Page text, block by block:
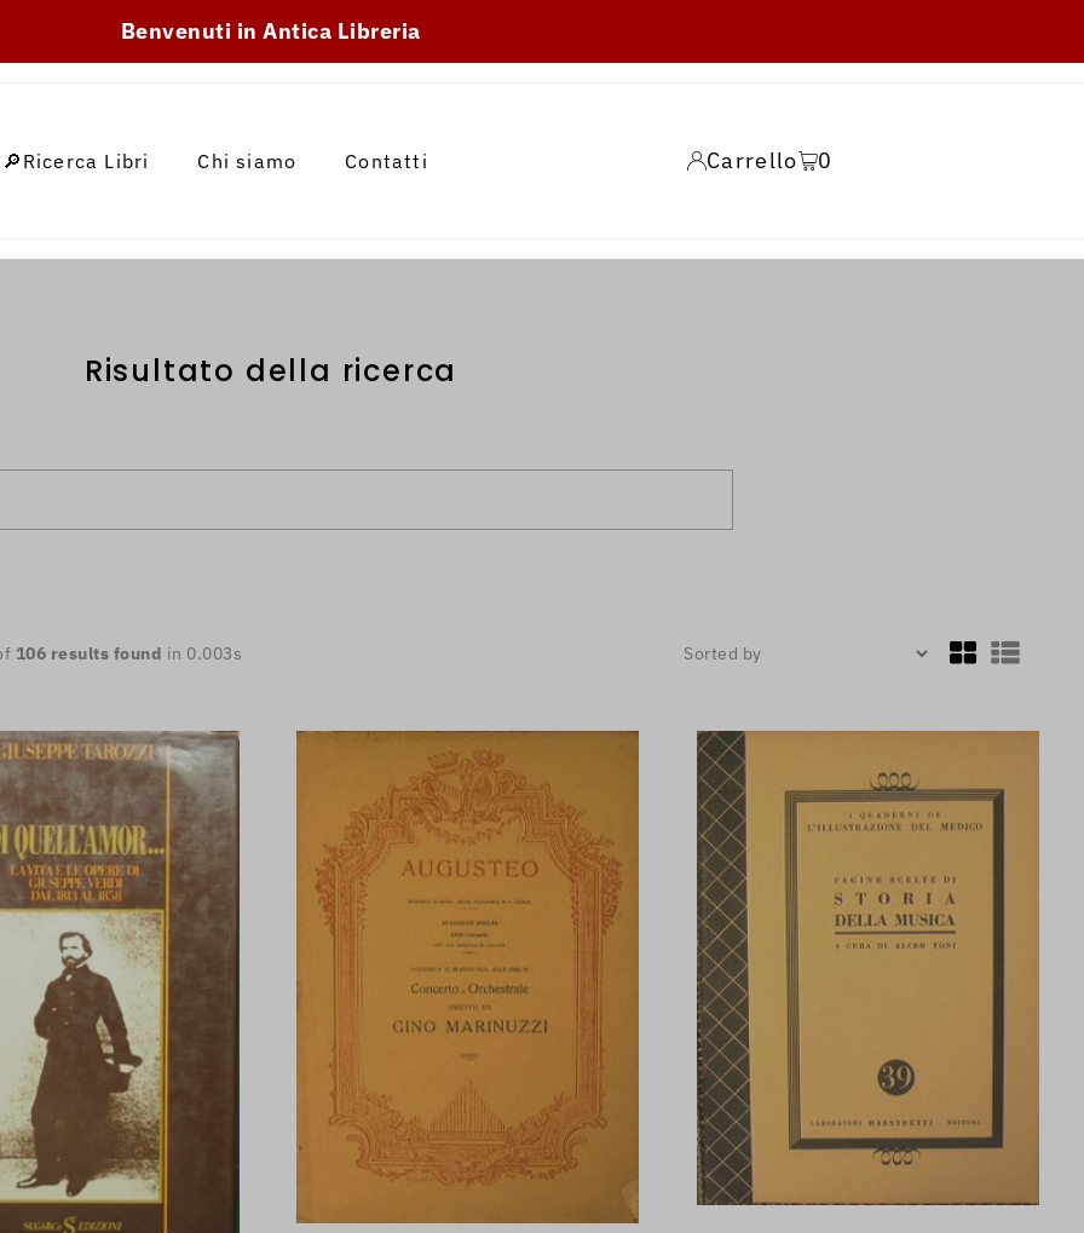
Benvenuti in Antica Libreria
🔎Ricerca Libri Chi siamo Contatti Carrello 0
Risultato della ricerca
106 results found in 0.003s Sorted by